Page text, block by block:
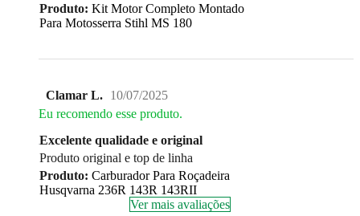
Produto: Kit Motor Completo Montado
Para Motosserra Stihl MS 180
Clamar L. 10/07/2025
Eu recomendo esse produto.
Excelente qualidade e original
Produto original e top de linha
Produto: Carburador Para Roçadeira
Husqvarna 236R 143R 143RII
Ver mais avaliações